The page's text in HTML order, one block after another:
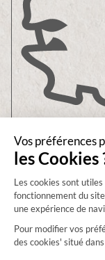
PLOUMAGOAR
Prenez rendez-vous
notre aide en ligne
Service client02
Voir tous nos